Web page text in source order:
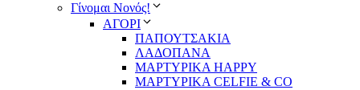
Γίνομαι Νονός!
ΑΓΟΡΙ
ΠΑΠΟΥΤΣΑΚΙΑ
ΛΑΔΟΠΑΝΑ
ΜΑΡΤΥΡΙΚΑ HAPPY
ΜΑΡΤΥΡΙΚΑ CELFIE & CO